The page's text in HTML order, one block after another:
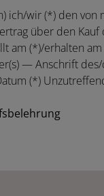
ich/wir (*) den von
über den
am (*)/erhalten
— Anschrift
(*)